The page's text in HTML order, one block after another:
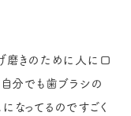
磨きのために人に口
分でも歯ブラシの
なってるのですごく